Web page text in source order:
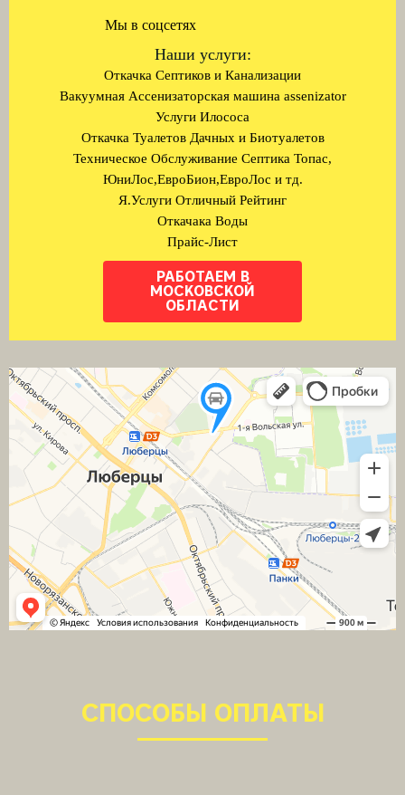
Мы в соцсетях
Наши услуги:
Откачка Септиков и Канализации
Вакуумная Ассенизаторская машина assenizator
Услуги Илососа
Откачка Туалетов Дачных и Биотуалетов
Техническое Обслуживание Септика Топас,
ЮниЛос,ЕвроБион,ЕвроЛос и тд.
Я.Услуги Отличный Рейтинг
Откачака Воды
Прайс-Лист
РАБОТАЕМ В
МОСКОВСКОЙ
ОБЛАСТИ
СПОСОБЫ ОПЛАТЫ